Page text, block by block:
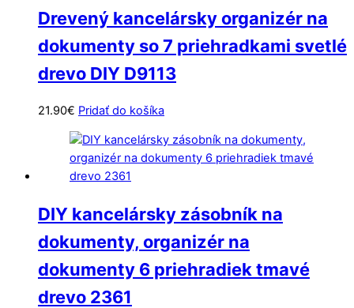
Drevený kancelársky organizér na
dokumenty so 7 priehradkami svetlé
drevo DIY D9113
21.90€ Pridať do košíka
DIY kancelársky zásobník na
dokumenty, organizér na
dokumenty 6 priehradiek tmavé
drevo 2361